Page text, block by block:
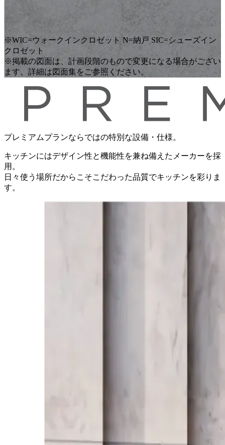
※WIC=ウォークインクロゼット N=納戸 SIC=シューズイン
クロゼット
※掲載の図面は、計画段階のもので変更になる場合がござい
ます。詳細は図面集をご参照ください。
プレミアムプランならではの特別な設備・仕様。
キッチンにはデザイン性と機能性を兼ね備えたメーカーを採
用。
日々使う場所だからこそこだわった品質でキッチンを彩りま
す。